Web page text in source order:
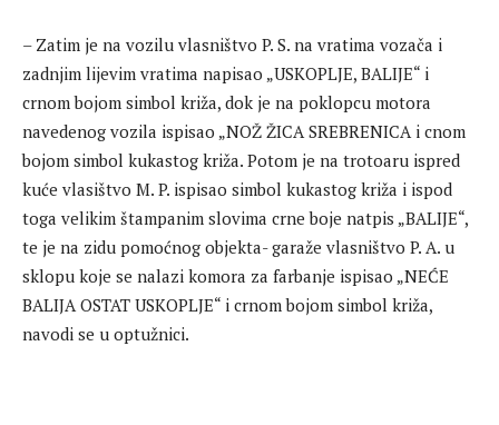
– Zatim je na vozilu vlasništvo P. S. na vratima vozača i
zadnjim lijevim vratima napisao „USKOPLJE, BALIJE“ i
crnom bojom simbol križa, dok je na poklopcu motora
navedenog vozila ispisao „NOŽ ŽICA SREBRENICA i cnom
bojom simbol kukastog križa. Potom je na trotoaru ispred
kuće vlasištvo M. P. ispisao simbol kukastog križa i ispod
toga velikim štampanim slovima crne boje natpis „BALIJE“,
te je na zidu pomoćnog objekta- garaže vlasništvo P. A. u
sklopu koje se nalazi komora za farbanje ispisao „NEĆE
BALIJA OSTAT USKOPLJE“ i crnom bojom simbol križa,
navodi se u optužnici.